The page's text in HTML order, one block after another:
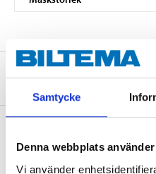
Samtycke
Denna webbplats
Vi använder
Om tillverkaren